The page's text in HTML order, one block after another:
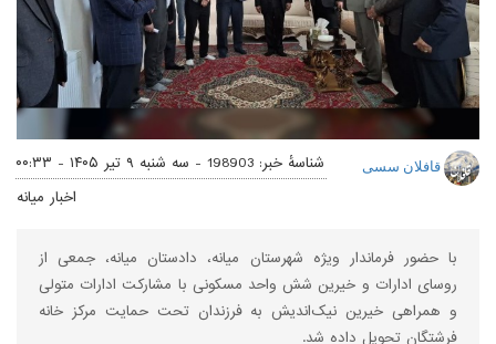
قافلان سسی شناسهٔ خبر: 198903 -
سه شنبه ۹ تیر ۱۴۰۵ - ۰۰:۳۳
اخبار میانه
با حضور فرماندار ویژه شهرستان میانه، دادستان میانه، جمعی از
روسای ادارات و خیرین شش واحد مسکونی با مشارکت ادارات متولی
و همراهی خیرین نیک‌اندیش به فرزندان تحت حمایت مرکز خانه
فرشتگان تحویل داده شد.